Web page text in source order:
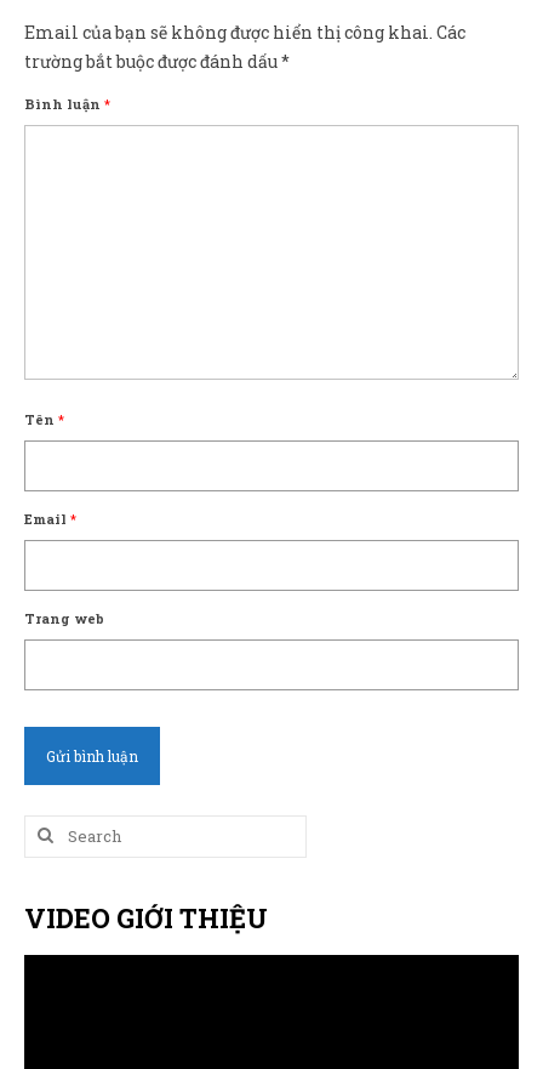
Email của bạn sẽ không được hiển thị công khai. Các
trường bắt buộc được đánh dấu*
Bình luận *
Tên *
Email *
Trang web
Search
for:
VIDEO GIỚI THIỆU